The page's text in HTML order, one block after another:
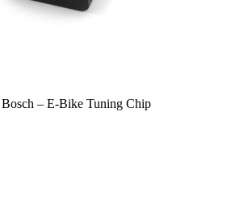
– E-Bike Tuning Chip